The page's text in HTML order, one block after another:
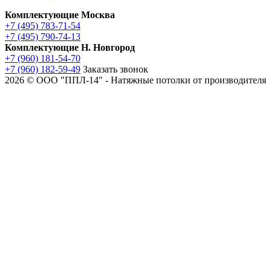
Комплектующие Москва
+7 (495) 783-71-54
+7 (495) 790-74-13
Комплектующие Н. Новгород
+7 (960) 181-54-70
+7 (960) 182-59-49 Заказать звонок
2026 © ООО "ППЛ-14" - Натяжные потолки от производителя